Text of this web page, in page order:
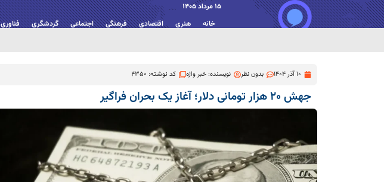
15 مرداد 1405
خانه هنری اقتصادی فرهنگی اجتماعی گردشگری فناوری
10 آذر 1404 بدون نظر نویسنده:خبر واژه کد نوشته: 4350
جهش ۲۰ هزار تومانی دلار؛ آغاز یک بحران فراگیر